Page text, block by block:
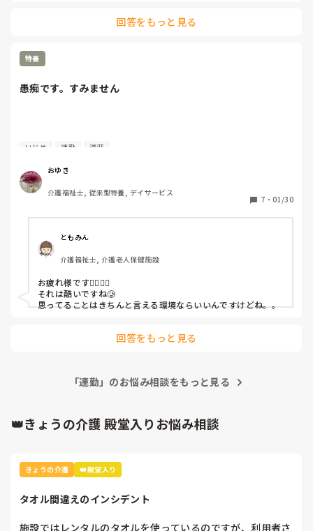
更衣は時間もとられ、労力もとられ、ストレス値が急上昇す
この休憩の一服がたまらなく落ち着く
っていう独り言
回答をもっと見る
特養
愚痴です。すみません
😇明らかに私だけだから、嫌がらせかって笑
いじめ 連勤 送迎
おゆき
介護福祉士, 従来型特養, デイサービス
7 ・ 01/30
ともみん
介護福祉士, 介護老人保健施設
お疲れ様です🙇‍♀️🙇‍♀️
それは酷いですね🥲
思ってることはきちんと言える環境ならいいんですけどね。。
回答をもっと見る
「連勤」のお悩み相談をもっと見る
👑きょうの介護 殿堂入りお悩み相談
きょうの介護 👑殿堂入り
タオル間違えのインシデント
施設ではレンタルのタオルを使っているのですが、利用者さ